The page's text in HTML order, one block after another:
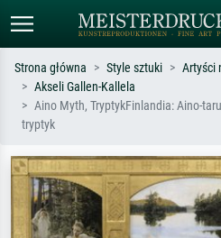
Wyszukiwanie standardowe
Szukaj wg artysty, tytułu lub stylu – np.
impresjonizm, fala Hokusaia, akt.
Strona główna Style sztuki
Artyści
Akseli Gallen-Kallela
Aino Myth, TryptykFinlandia: Aino-
tryptyk